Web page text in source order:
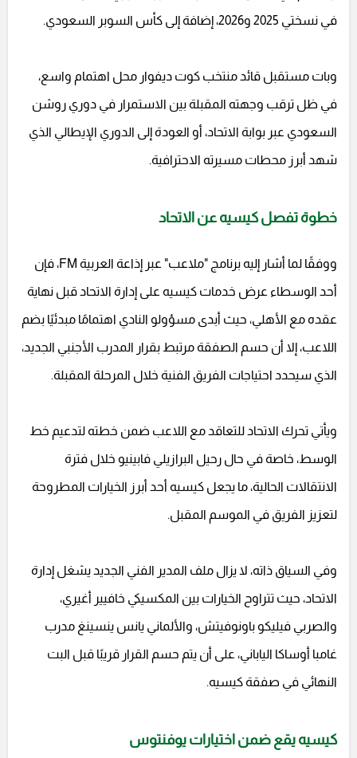
في نسختي 2025 و2026، إضافة إلى كأس السوبر السعودي.
وبات مستقبل قائد منتخب كوت ديفوار محل اهتمام واسع،
في ظل ترقب وجهته المقبلة بين الاستمرار في دوري روشن
السعودي عبر بوابة الاتحاد، أو العودة إلى الدوري الإيطالي الذي
شهد أبرز محطات مسيرته الاحترافية.
خطوة تفصل كيسيه عن الاتحاد
ووفقًا لما أشار إليه برنامج "ملاعب" عبر إذاعة العربية FM، فإن
أحد الوسطاء عرض خدمات كيسيه على إدارة الاتحاد قبل نهاية
عقده مع الأهلي، حيث أبدى مسؤولو النادي اهتمامًا مبدئيًا بضم
اللاعب، إلا أن حسم الصفقة مرتبط بقرار المدرب الأجنبي الجديد،
الذي سيحدد احتياجات الفريق الفنية خلال المرحلة المقبلة.
ويأتي تحرك الاتحاد للتعاقد مع اللاعب ضمن خطته لتدعيم خط
الوسط، خاصة في حال رحيل البرازيلي فابينيو خلال فترة
الانتقالات الحالية، ما يجعل كيسيه أحد أبرز الخيارات المطروحة
لتعزيز الفريق في الموسم المقبل.
وفي السياق ذاته، لا يزال ملف المدير الفني الجديد يشغل إدارة
الاتحاد، حيث تتراوح الخيارات بين المكسيكي خافيير أغيري،
والصربي فيليكو باونوفيتش، والألماني يانس ينسينغ مدرب
غامبا أوساكا الياباني، على أن يتم حسم القرار قريبًا قبل البت
النهائي في صفقة كيسيه.
كيسيه يقع ضمن اختيارات يوفنتوس